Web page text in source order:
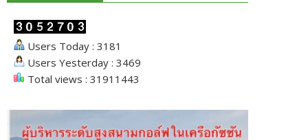
Users Today : 3181
Users Yesterday : 3469
Total views : 31911443